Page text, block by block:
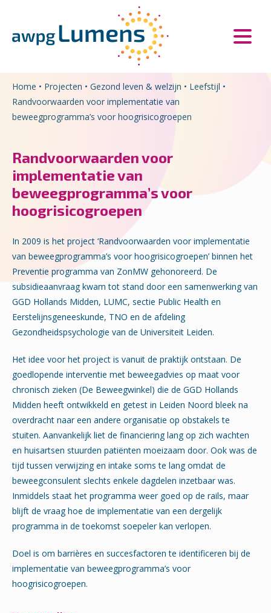
Home • Projecten • Gezond leven & welzijn • Leefstijl •
Randvoorwaarden voor implementatie van
beweegprogramma’s voor hoogrisicogroepen
Randvoorwaarden voor
implementatie van
beweegprogramma’s voor
hoogrisicogroepen
In 2009 is het project ‘Randvoorwaarden voor implementatie
van beweegprogramma’s voor hoogrisicogroepen’ binnen het
Preventie programma van ZonMW gehonoreerd. De
subsidieaanvraag kwam tot stand door een samenwerking van
GGD Hollands Midden, LUMC, sectie Public Health en
Eerstelijnsgeneeskunde, TNO en de afdeling
Gezondheidspsychologie van de Universiteit Leiden.
Het idee voor het project is vanuit de praktijk ontstaan. De
goedlopende interventie met beweegadvies op maat voor
chronisch zieken (De Beweegwinkel) die de GGD Hollands
Midden heeft ontwikkeld en getest in Leiden Noord bleek na
overdracht naar een andere organisatie op obstakels te
stuiten. Aanvankelijk liet de financiering lang op zich wachten
en huisartsen stuurden patiënten moeizaam door. Ook was de
tijd tussen verwijzing en intake soms te lang omdat de
beweegconsulent slechts enkele dagdelen inzetbaar was.
Inmiddels staat het programma weer goed op de rails, maar
blijft de vraag hoe de implementatie van een dergelijk
programma in de toekomst soepeler kan verlopen.
Doel is om barrières en succesfactoren te identificeren bij de
implementatie van beweegprogramma’s voor
hoogrisicogroepen.